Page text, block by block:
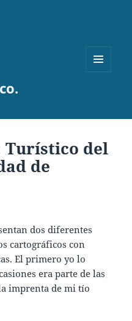
Turístico del
de
dos diferentes
cartográficos con
El primero yo lo
era parte de las
imprenta de mi tío